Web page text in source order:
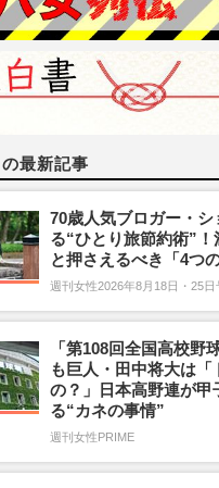
最新記事
70歳人気ブロガー・シ
る“ひとり旅節約術”
と押さえるべき「4つの
週刊女性2026年8月18日・25日
「第108回全国高校野
も巨人・田中将大は
の？」日本高野連が甲
る“カネの事情”
週刊女性PRIME